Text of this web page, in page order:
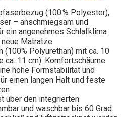
(100 % Polyester),
– anschmiegsam und
ein angenehmes Schlafklima
Matratze
(100% Polyurethan) mit ca. 10
ca. 11 cm). Komfortschäume
hohe Formstabilität und
einen langen Halt und feste
über den integrierten
und waschbar bis 60 Grad.